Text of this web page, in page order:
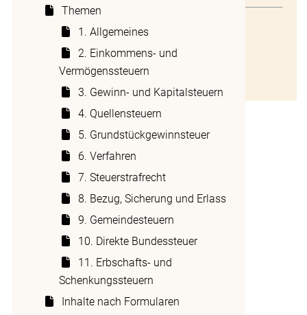
Themen
1. Allgemeines
2. Einkommens- und
Vermögenssteuern
3. Gewinn- und Kapitalsteuern
4. Quellensteuern
5. Grundstückgewinnsteuer
6. Verfahren
7. Steuerstrafrecht
8. Bezug, Sicherung und Erlass
9. Gemeindesteuern
10. Direkte Bundessteuer
11. Erbschafts- und
Schenkungssteuern
Inhalte nach Formularen
I. Berechnung des
Steuerbetrages
der Tarif vonArt. 18 ESchGmit dem
entsprechenden Faktor nach
multipliziert. Die Steuerbelastung hängt
damit nebst der Höhe des
Vermögenszugangs auch vom
Verwandtschaftsgrad bzw. von der
Beziehungsnähe zwischen dem
Steuerpflichtigen und dem Erblasser bzw.
II. Privilegierte
Personengruppen
I. Berechnung des Steuerbetrages
II. Privilegierte Personengruppen
III. Kinder in Wohngemeinschaften